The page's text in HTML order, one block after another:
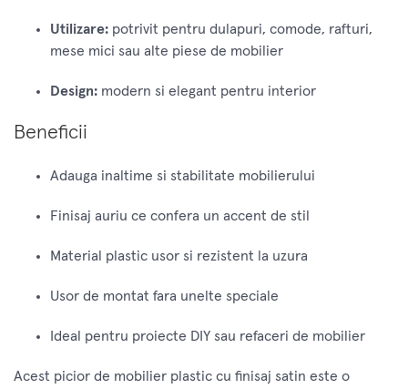
Utilizare: potrivit pentru dulapuri, comode, rafturi,
mese mici sau alte piese de mobilier
Design: modern si elegant pentru interior
Beneficii
Adauga inaltime si stabilitate mobilierului
Finisaj auriu ce confera un accent de stil
Material plastic usor si rezistent la uzura
Usor de montat fara unelte speciale
Ideal pentru proiecte DIY sau refaceri de mobilier
Acest picior de mobilier plastic cu finisaj satin este o